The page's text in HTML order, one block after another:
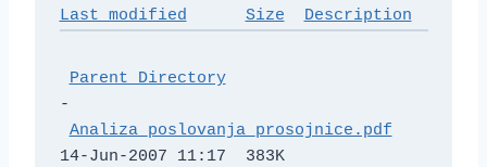
Last modified
Size Description
Parent Directory
-
Analiza_poslovanja_prosojnice.pdf
14-Jun-2007 11:17  383K